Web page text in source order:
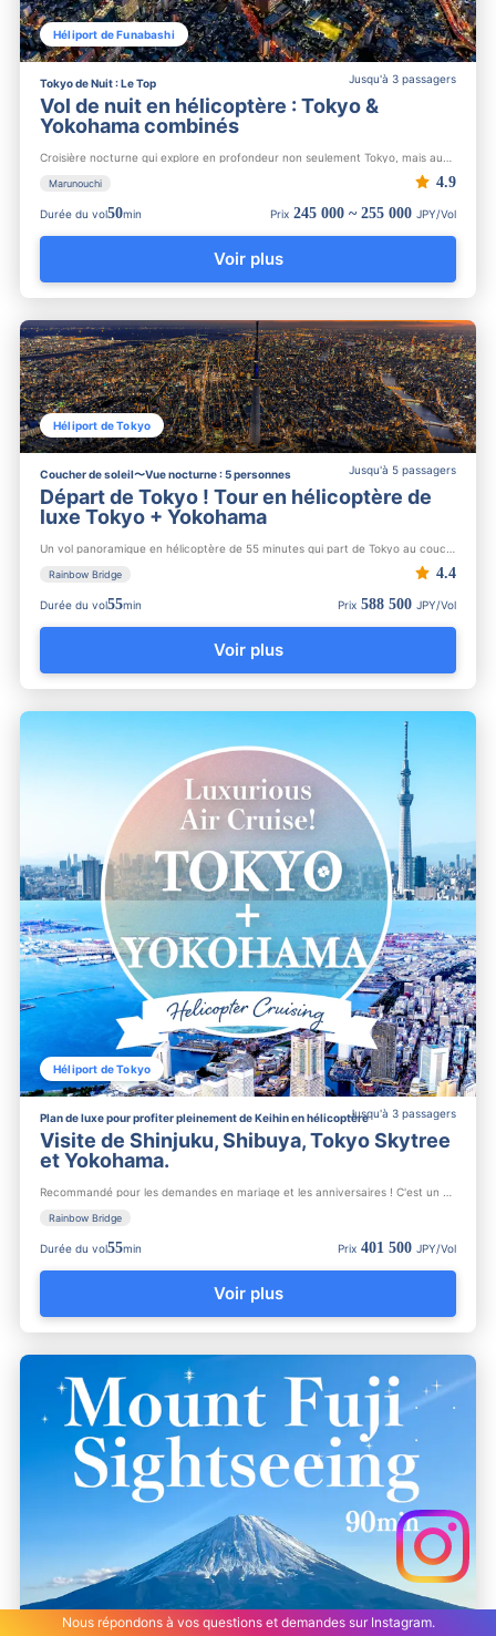
Héliport de Funabashi
Jusqu'à 3 passagers
Tokyo de Nuit : Le Top
Vol de nuit en hélicoptère : Tokyo &
Yokohama combinés
Marunouchi 4.9
Durée du vol50min Prix 245 000 ~ 255 000 JPY/Vol
Voir plus
Héliport de Tokyo
Jusqu'à 5 passagers
Coucher de soleil〜Vue nocturne : 5 personnes
Départ de Tokyo ! Tour en hélicoptère de
luxe Tokyo + Yokohama
Rainbow Bridge 4.4
Durée du vol55min Prix 588 500 JPY/Vol
Voir plus
Héliport de Tokyo
Jusqu'à 3 passagers
Plan de luxe pour profiter pleinement de Keihin en hélicoptère
Visite de Shinjuku, Shibuya, Tokyo Skytree
et Yokohama.
Rainbow Bridge
Durée du vol55min Prix 401 500 JPY/Vol
Voir plus
Nous répondons à vos questions et demandes sur Instagram.